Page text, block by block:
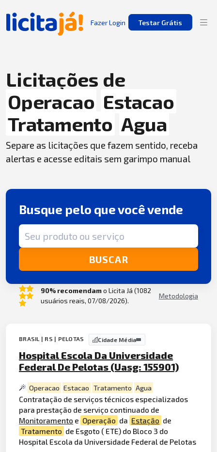
Fazer Login Testar Grátis
Licitações de
Operacao Estacao
Tratamento Agua
Separe as licitações que fazem sentido, receba
alertas e acesse editais sem garimpo manual
Busque pelo que você vende
Termo de busca
BUSCAR
90% recomendamo Licita Já (1082
usuários reais, 07/08/2026).
Metodologia
BRASIL | RS | PELOTAS Cidade Média
Hospital Escola Da Universidade
Federal De Pelotas (Uasg: 155901)
Operacao Estacao Tratamento Agua
Contratação de serviços técnicos especializados
para prestação de serviço continuado de
Monitoramento e Operação da Estação de
Tratamento de Esgoto ( ETE) do Bloco 3 do
Hospital Escola da Universidade Federal de Pelotas